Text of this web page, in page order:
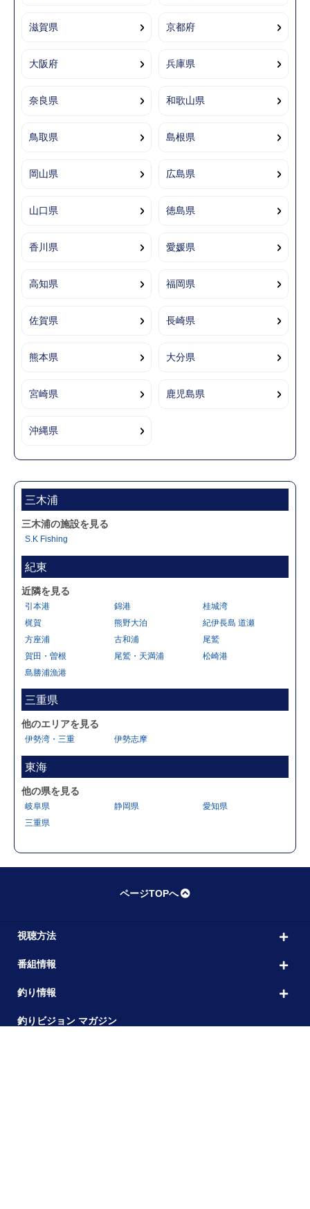
滋賀県 京都府
大阪府 兵庫県
奈良県 和歌山県
鳥取県 島根県
岡山県 広島県
山口県 徳島県
香川県 愛媛県
高知県 福岡県
佐賀県 長崎県
熊本県 大分県
宮崎県 鹿児島県
沖縄県
三木浦
三木浦の施設を見る
S.K Fishing
紀東
近隣を見る
引本港 錦港
桂城湾
梶賀
熊野大泊
紀伊長島 道瀬
方座浦
古和浦
尾鷲
賀田・曽根
尾鷲・天満浦
松崎港
島勝浦漁港
三重県
他のエリアを見る
伊勢湾・三重 伊勢志摩
東海
他の県を見る
岐阜県 静岡県
愛知県
三重県
ページTOPへ
視聴方法
番組情報
釣り情報
釣りビジョン マガジン